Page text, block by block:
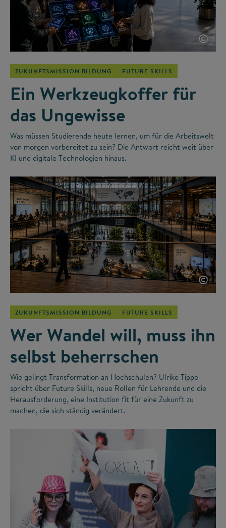
©
ZUKUNFTSMISSION BILDUNG FUTURE SKILLS
Ein Werkzeugkoffer für
das Ungewisse
Was müssen Studierende heute lernen, um für die Arbeitswelt
von morgen vorbereitet zu sein? Die Antwort reicht weit über
KI und digitale Technologien hinaus.
©
ZUKUNFTSMISSION BILDUNG FUTURE SKILLS
Wer Wandel will, muss ihn
selbst beherrschen
Wie gelingt Transformation an Hochschulen? Ulrike Tippe
spricht über Future Skills, neue Rollen für Lehrende und die
Herausforderung, eine Institution fit für eine Zukunft zu
machen, die sich ständig verändert.